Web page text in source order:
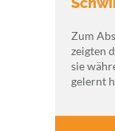
Zum
zeigten
sie
gelernt